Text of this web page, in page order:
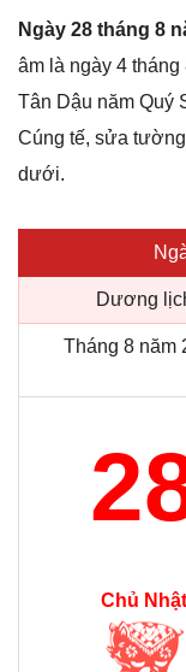
Ngày 28 tháng 8
âm là ngày 4
Tân Dậu năm Quý
Cúng tế, sửa
dưới.
Dương
Tháng 8 năm
Chủ Nhật